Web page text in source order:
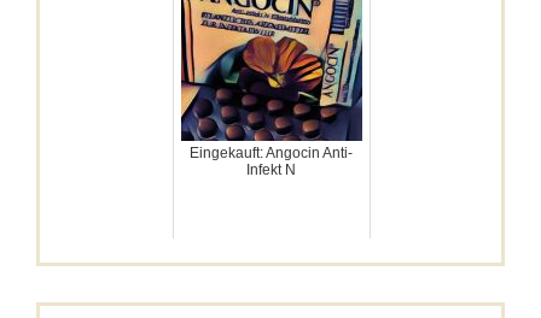
Eingekauft: Angocin Anti-
Infekt N